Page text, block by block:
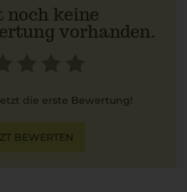
noch keine
vorhanden.
die erste Bewertung!
BEWERTEN